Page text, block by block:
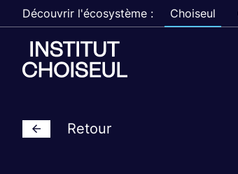
Découvrir l'écosystème : Choiseul
Retour